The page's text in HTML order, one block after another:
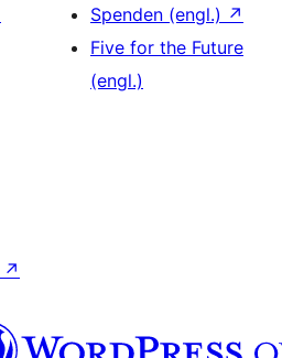
Spenden (engl.) ↗
Five for the Future
(engl.)
↗